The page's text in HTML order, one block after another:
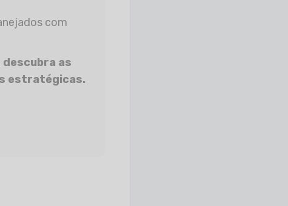
as
estratégicas.